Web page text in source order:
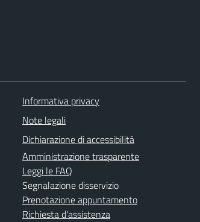
Informativa privacy
Note legali
Dichiarazione di accessibilità
Amministrazione trasparente
Leggi le FAQ
Segnalazione disservizio
Prenotazione appuntamento
Richiesta d'assistenza